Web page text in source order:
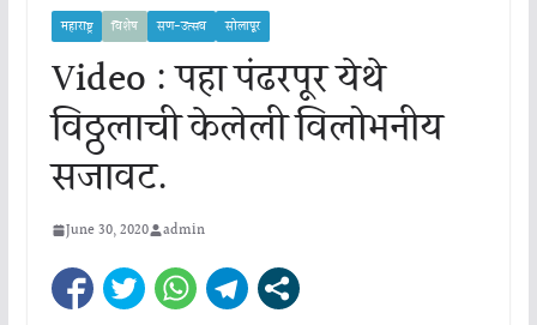
महाराष्ट्र विशेष सण-उत्सव सोलापूर
Video : पहा पंढरपूर येथे
विठ्ठलाची केलेली विलोभनीय
सजावट.
June 30, 2020 admin